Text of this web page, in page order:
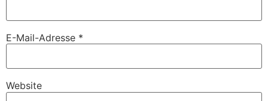
E-Mail-Adresse *
Website